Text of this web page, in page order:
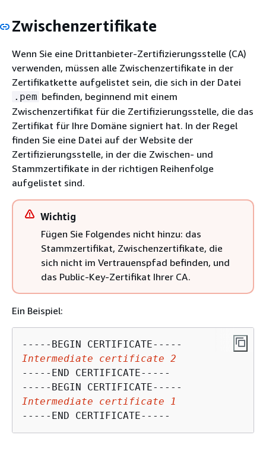
Zwischenzertifikate
Wenn Sie eine Drittanbieter-Zertifizierungsstelle (CA)
verwenden, müssen alle Zwischenzertifikate in der
Zertifikatkette aufgelistet sein, die sich in der Datei
.pem befinden, beginnend mit einem
Zwischenzertifikat für die Zertifizierungsstelle, die das
Zertifikat für Ihre Domäne signiert hat. In der Regel
finden Sie eine Datei auf der Website der
Zertifizierungsstelle, in der die Zwischen- und
Stammzertifikate in der richtigen Reihenfolge
aufgelistet sind.
Wichtig
Fügen Sie Folgendes nicht hinzu: das
Stammzertifikat, Zwischenzertifikate, die
sich nicht im Vertrauenspfad befinden, und
das Public-Key-Zertifikat Ihrer CA.
Ein Beispiel:
Intermediate certificate 2
-----END CERTIFICATE-----
Intermediate certificate 1
-----END CERTIFICATE-----